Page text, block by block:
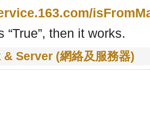
“True”, then it works.
Server (網絡及服務器)